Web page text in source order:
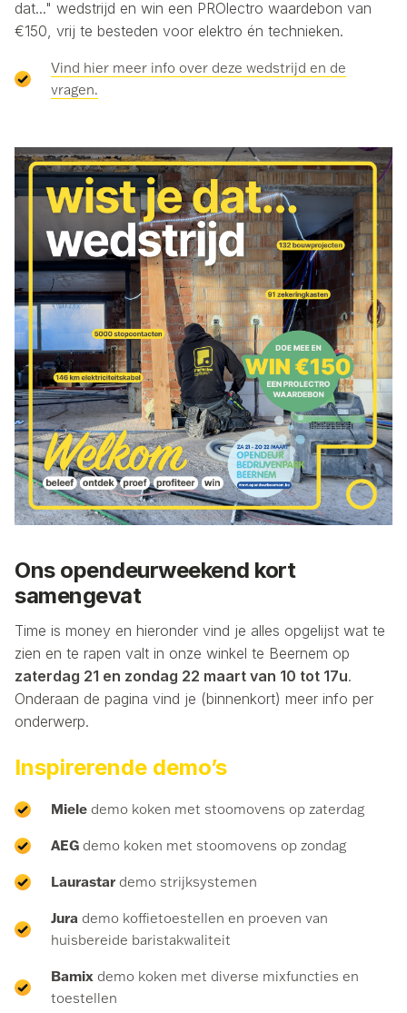
dat..." wedstrijd en win een PROlectro waardebon van
€150, vrij te besteden voor elektro én technieken.
Vind hier meer info over deze wedstrijd en de
vragen.
Ons opendeurweekend kort
samengevat
Time is money en hieronder vind je alles opgelijst wat te
zien en te rapen valt in onze winkel te Beernem op
zaterdag 21 en zondag 22 maart van 10 tot 17u.
Onderaan de pagina vind je (binnenkort) meer info per
onderwerp.
Inspirerende demo’s
Miele demo koken met stoomovens op zaterdag
AEG demo koken met stoomovens op zondag
Laurastar demo strijksystemen
Jura demo koffietoestellen en proeven van
huisbereide baristakwaliteit
Bamix demo koken met diverse mixfuncties en
toestellen